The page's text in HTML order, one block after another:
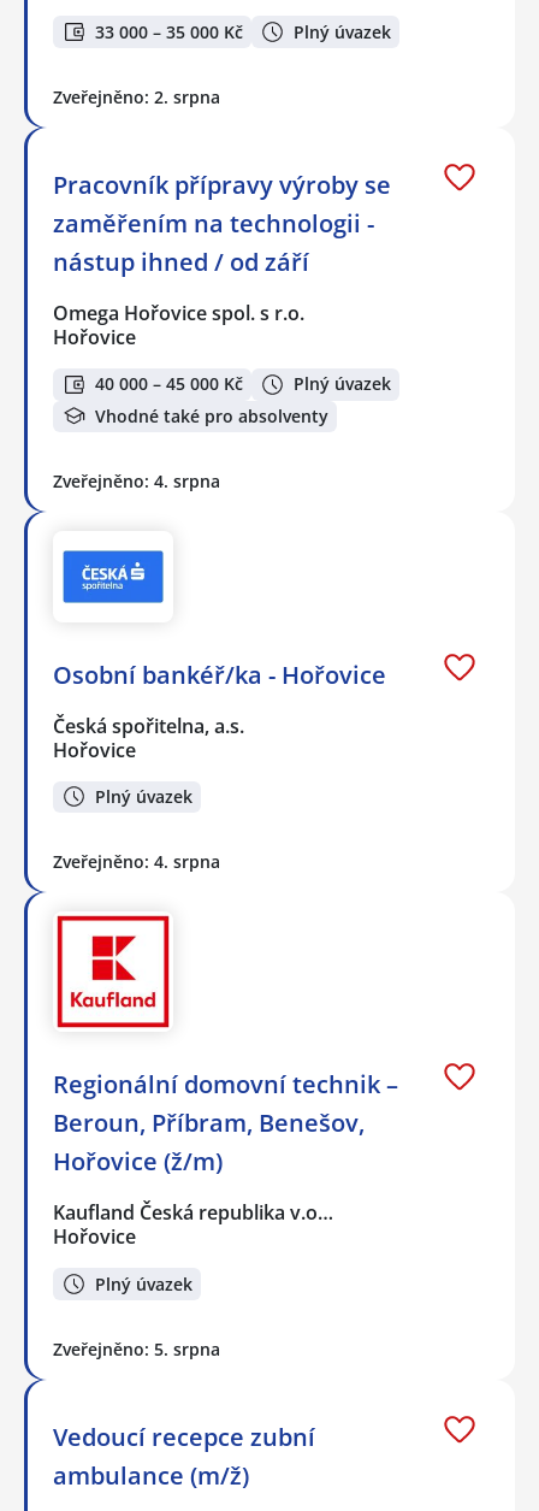
33 000 – 35 000 Kč Plný úvazek
Zveřejněno: 2. srpna
Pracovník přípravy výroby se
zaměřením na technologii -
nástup ihned / od září
Omega Hořovice spol. s r.o.
Hořovice
40 000 – 45 000 Kč
Plný úvazek
Vhodné také pro absolventy
Zveřejněno: 4. srpna
Osobní bankéř/ka - Hořovice
Česká spořitelna, a.s.
Hořovice
Plný úvazek
Zveřejněno: 4. srpna
Regionální domovní technik –
Beroun, Příbram, Benešov,
Hořovice (ž/m)
Kaufland Česká republika v.o…
Hořovice
Plný úvazek
Zveřejněno: 5. srpna
Vedoucí recepce zubní
ambulance (m/ž)